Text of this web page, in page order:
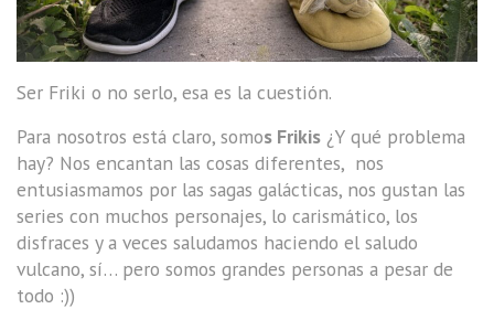
Ser Friki o no serlo, esa es la cuestión.
Para nosotros está claro, somos Frikis ¿Y qué problema
hay? Nos encantan las cosas diferentes, nos
entusiasmamos por las sagas galácticas, nos gustan las
series con muchos personajes, lo carismático, los
disfraces y a veces saludamos haciendo el saludo
vulcano, sí… pero somos grandes personas a pesar de
todo :))